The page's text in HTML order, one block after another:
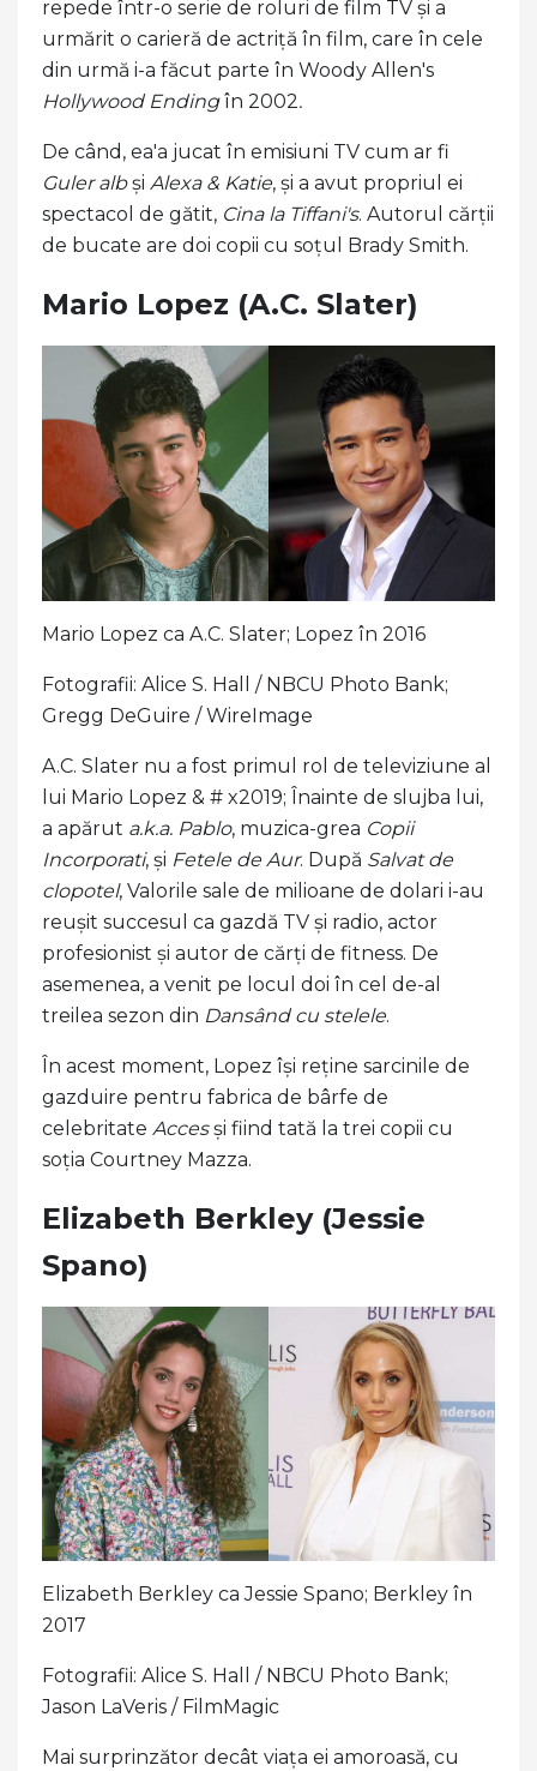
repede într-o serie de roluri de film TV și a
urmărit o carieră de actriță în film, care în cele
din urmă i-a făcut parte în Woody Allen's
Hollywood Endingîn 2002.
De când, ea'a jucat în emisiuni TV cum ar fi
Guler albși Alexa & Katie, și a avut propriul ei
spectacol de gătit, Cina la Tiffani's. Autorul cărții
de bucate are doi copii cu soțul Brady Smith.
Mario Lopez (A.C. Slater)
Mario Lopez ca A.C. Slater; Lopez în 2016
Fotografii: Alice S. Hall / NBCU Photo Bank;
Gregg DeGuire / WireImage
A.C. Slater nu a fost primul rol de televiziune al
lui Mario Lopez & # x2019; Înainte de slujba lui,
a apărut a.k.a. Pablo, muzica-grea Copii
Incorporati, și Fetele de Aur. După Salvat de
clopotel, Valorile sale de milioane de dolari i-au
reușit succesul ca gazdă TV și radio, actor
profesionist și autor de cărți de fitness. De
asemenea, a venit pe locul doi în cel de-al
treilea sezon din Dansând cu stelele.
În acest moment, Lopez își reține sarcinile de
gazduire pentru fabrica de bârfe de
celebritate Accesși fiind tată la trei copii cu
soția Courtney Mazza.
Elizabeth Berkley (Jessie
Spano)
Elizabeth Berkley ca Jessie Spano; Berkley în
2017
Fotografii: Alice S. Hall / NBCU Photo Bank;
Jason LaVeris / FilmMagic
Mai surprinzător decât viața ei amoroasă, cu